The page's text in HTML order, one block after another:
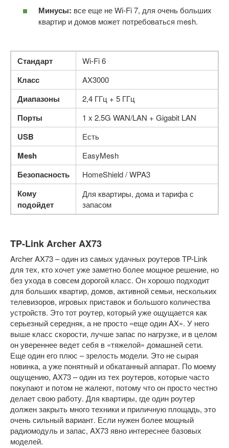
Минусы: все еще не Wi-Fi 7, для очень больших
квартир и домов может потребоваться mesh.
Стандарт Wi-Fi 6
Класс AX3000
Диапазоны 2,4 ГГц + 5 ГГц
Порты 1 x 2.5G WAN/LAN + Gigabit LAN
USB Есть
Mesh EasyMesh
Безопасность HomeShield / WPA3
Кому
подойдет
Для квартиры, дома и тарифа с
запасом
TP-Link Archer AX73
Archer AX73 – один из самых удачных роутеров TP-Link
для тех, кто хочет уже заметно более мощное решение, но
без ухода в совсем дорогой класс. Он хорошо подходит
для больших квартир, домов, активной семьи, нескольких
телевизоров, игровых приставок и большого количества
устройств. Это тот роутер, который уже ощущается как
серьезный середняк, а не просто «еще один AX». У него
выше класс скорости, лучше запас по нагрузке, и в целом
он увереннее ведет себя в «тяжелой» домашней сети.
Еще один его плюс – зрелость модели. Это не сырая
новинка, а уже понятный и обкатанный аппарат. По моему
ощущению, AX73 – один из тех роутеров, которые часто
покупают и потом не жалеют, потому что он просто честно
делает свою работу. Для квартиры, где один роутер
должен закрыть много техники и приличную площадь, это
очень сильный вариант. Если нужен более мощный
радиомодуль и запас, AX73 явно интереснее базовых
моделей.